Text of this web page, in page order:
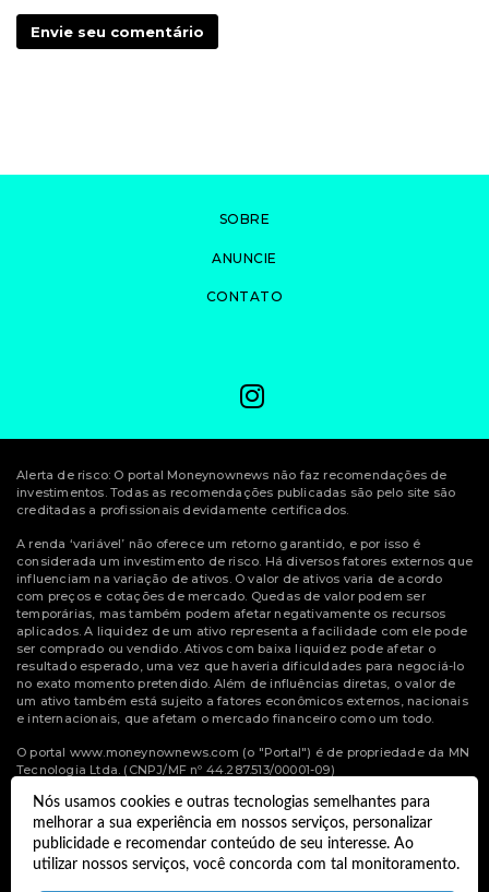
Nós usamos cookies e outras tecnologias semelhantes para
melhorar a sua experiência em nossos serviços, personalizar
publicidade e recomendar conteúdo de seu interesse. Ao
utilizar nossos serviços, você concorda com tal monitoramento.
Envie seu comentário
SOBRE
ANUNCIE
CONTATO
Alerta de risco: O portal Moneynownews não faz recomendações de
investimentos. Todas as recomendações publicadas são pelo site são
creditadas a profissionais devidamente certificados.
A renda ‘variável’ não oferece um retorno garantido, e por isso é
considerada um investimento de risco. Há diversos fatores externos que
influenciam na variação de ativos. O valor de ativos varia de acordo
com preços e cotações de mercado. Quedas de valor podem ser
temporárias, mas também podem afetar negativamente os recursos
aplicados. A liquidez de um ativo representa a facilidade com ele pode
ser comprado ou vendido. Ativos com baixa liquidez pode afetar o
resultado esperado, uma vez que haveria dificuldades para negociá-lo
no exato momento pretendido. Além de influências diretas, o valor de
um ativo também está sujeito a fatores econômicos externos, nacionais
e internacionais, que afetam o mercado financeiro como um todo.
O portal www.moneynownews.com (o "Portal") é de propriedade da MN
Tecnologia Ltda. (CNPJ/MF nº 44.287.513/00001-09)
© Copyright 2022 Money Now News.
Todos os direitos reservados.
Desenvolvido por